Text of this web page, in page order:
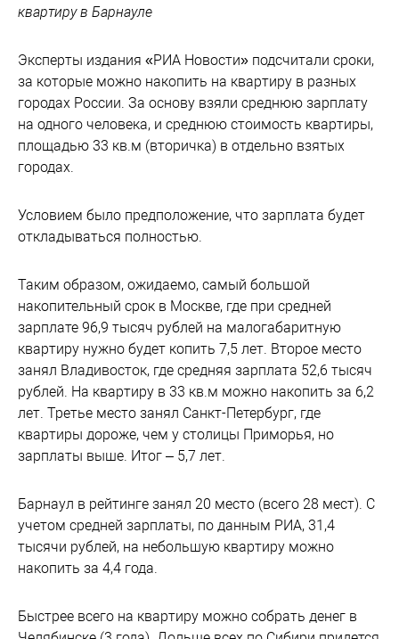
квартиру в Барнауле
Эксперты издания «РИА Новости» подсчитали сроки,
за которые можно накопить на квартиру в разных
городах России. За основу взяли среднюю зарплату
на одного человека, и среднюю стоимость квартиры,
площадью 33 кв.м (вторичка) в отдельно взятых
городах.
Условием было предположение, что зарплата будет
откладываться полностью.
Таким образом, ожидаемо, самый большой
накопительный срок в Москве, где при средней
зарплате 96,9 тысяч рублей на малогабаритную
квартиру нужно будет копить 7,5 лет. Второе место
занял Владивосток, где средняя зарплата 52,6 тысяч
рублей. На квартиру в 33 кв.м можно накопить за 6,2
лет. Третье место занял Санкт-Петербург, где
квартиры дороже, чем у столицы Приморья, но
зарплаты выше. Итог – 5,7 лет.
Барнаул в рейтинге занял 20 место (всего 28 мест). С
учетом средней зарплаты, по данным РИА, 31,4
тысячи рублей, на небольшую квартиру можно
накопить за 4,4 года.
Быстрее всего на квартиру можно собрать денег в